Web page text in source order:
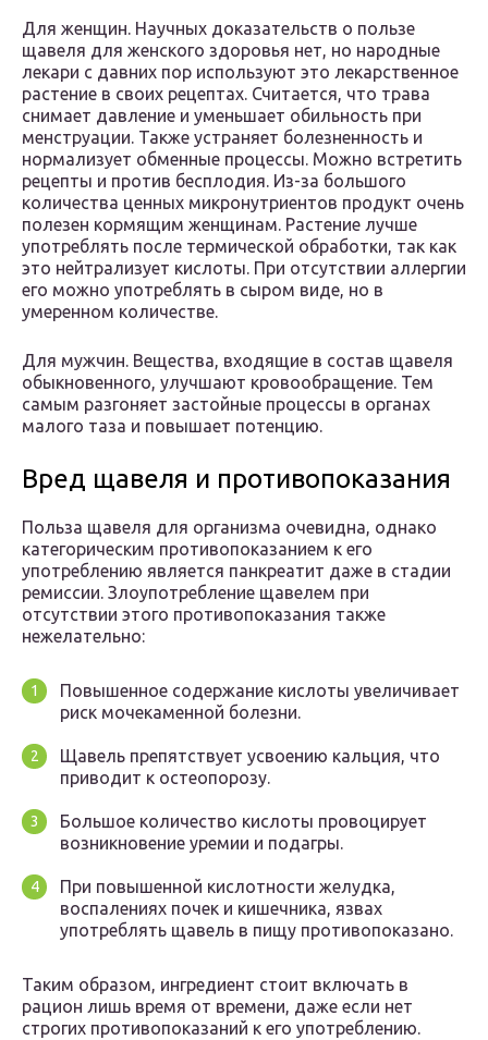
Для женщин. Научных доказательств о пользе
щавеля для женского здоровья нет, но народные
лекари с давних пор используют это лекарственное
растение в своих рецептах. Считается, что трава
снимает давление и уменьшает обильность при
менструации. Также устраняет болезненность и
нормализует обменные процессы. Можно встретить
рецепты и против бесплодия. Из-за большого
количества ценных микронутриентов продукт очень
полезен кормящим женщинам. Растение лучше
употреблять после термической обработки, так как
это нейтрализует кислоты. При отсутствии аллергии
его можно употреблять в сыром виде, но в
умеренном количестве.
Для мужчин. Вещества, входящие в состав щавеля
обыкновенного, улучшают кровообращение. Тем
самым разгоняет застойные процессы в органах
малого таза и повышает потенцию.
Вред щавеля и противопоказания
Польза щавеля для организма очевидна, однако
категорическим противопоказанием к его
употреблению является панкреатит даже в стадии
ремиссии. Злоупотребление щавелем при
отсутствии этого противопоказания также
нежелательно:
Повышенное содержание кислоты увеличивает
риск мочекаменной болезни.
Щавель препятствует усвоению кальция, что
приводит к остеопорозу.
Большое количество кислоты провоцирует
возникновение уремии и подагры.
При повышенной кислотности желудка,
воспалениях почек и кишечника, язвах
употреблять щавель в пищу противопоказано.
Таким образом, ингредиент стоит включать в
рацион лишь время от времени, даже если нет
строгих противопоказаний к его употреблению.